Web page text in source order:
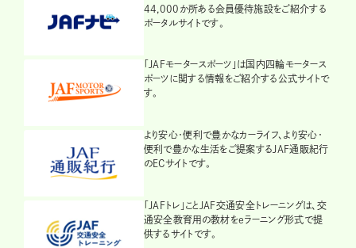
44,000か所ある会員優待施設をご紹介する
ポータルサイトです。
「JAFモータースポーツ」は国内四輪モータース
ポーツに関する情報をご紹介する公式サイトで
す。
より安心・便利で豊かなカーライフ、より安心・
便利で豊かな生活をご提案するJAF通販紀行
のECサイトです。
「JAFトレ」ことJAF交通安全トレーニングは、交
通安全教育用の教材をeラーニング形式で提
供するサイトです。